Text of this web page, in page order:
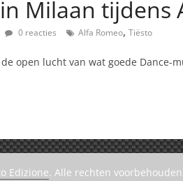
Milaan tijdens
0 reacties Alfa Romeo, Tiësto
open lucht van wat goede Dance-
Edizione. Alle rechten voorbehouden.